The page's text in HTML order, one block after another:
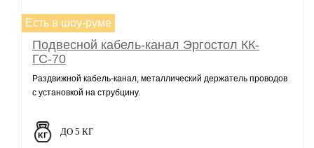
Есть в шоу-руме
Подвесной кабель-канал Эргостол КК-
ГС-70
Раздвижной кабель-канал, металлический держатель проводов
с установкой на струбцину.
ДО 5 КГ